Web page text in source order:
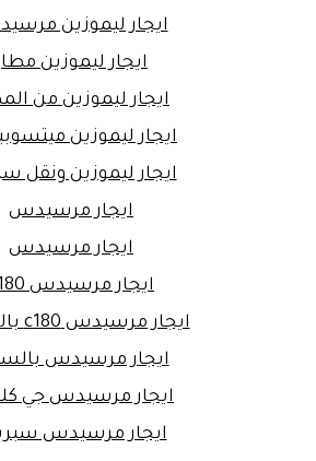
ايجار ليموزين
ايجار ليموزين
ايجار ليموزين من
ايجار ليموزين
ايجار ليموزين ونقل
ايجار مرسيدس
ايجار مرسيدس
ايجار مرسيدس c180
ايجار مرسيدس c180 بالقاهرة
ايجار مرسيدس
ايجار مرسيدس جي
ايجار مرسيدس